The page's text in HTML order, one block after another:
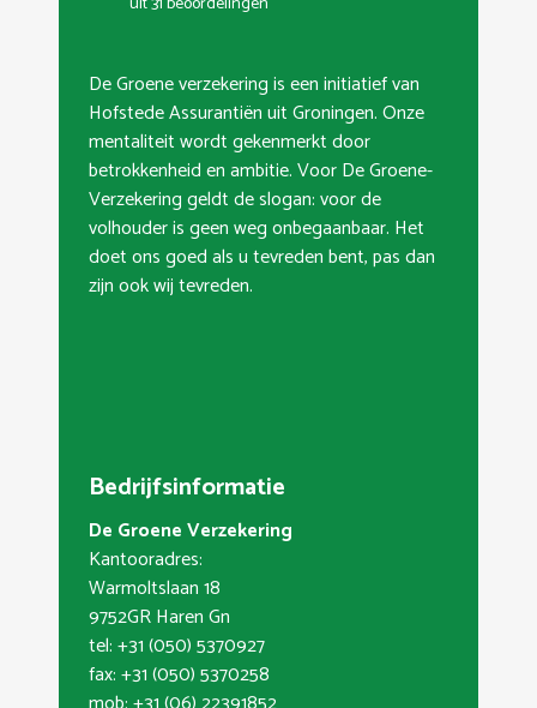
De Groene verzekering is een initiatief van
Hofstede Assurantiën uit Groningen. Onze
mentaliteit wordt gekenmerkt door
betrokkenheid en ambitie. Voor De Groene-
Verzekering geldt de slogan: voor de
volhouder is geen weg onbegaanbaar. Het
doet ons goed als u tevreden bent, pas dan
zijn ook wij tevreden.
Bedrijfsinformatie
De Groene Verzekering
Kantooradres:
Warmoltslaan 18
9752GR Haren Gn
tel: +31 (050) 5370927
fax: +31 (050) 5370258